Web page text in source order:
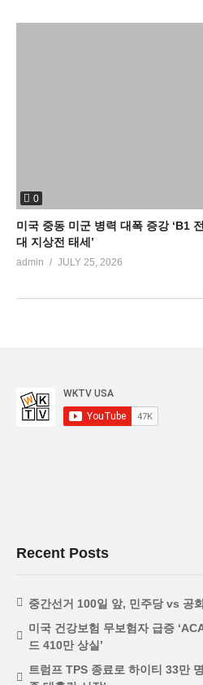
0
미국 중동 미군 병력 대폭 증강 ‘B1
대 지상전 태세’
admin JULY 25, 2026
Recent Posts
중간선거 100일 앞, 민주당 vs 공
미국 건강보험 무보험자 급증
드 410만 상실’
트럼프 TPS 종료로 하이티 33만